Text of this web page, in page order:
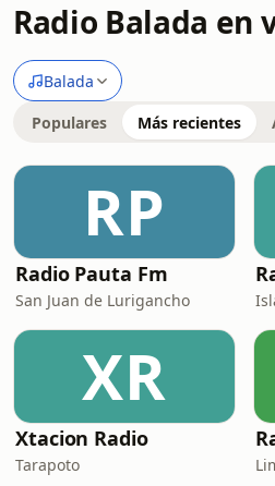
Radio Balada en
Balada
Populares Más recientes
RP
Radio Pauta Fm
San Juan de Lurigancho
XR
Xtacion Radio
Tarapoto